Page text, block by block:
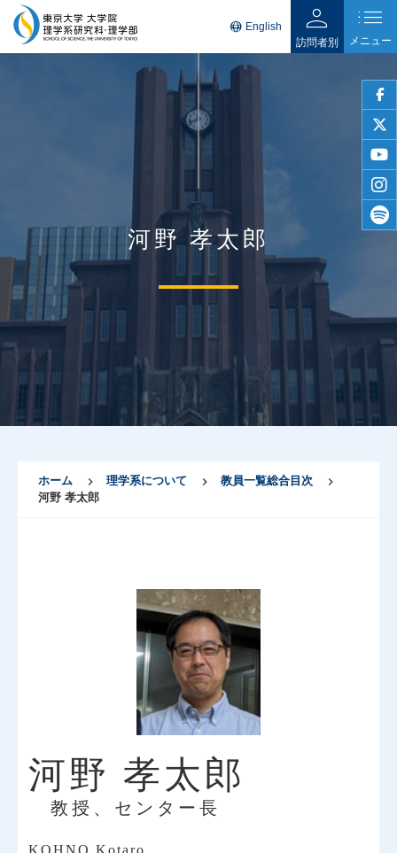
twitter
language English person
訪問者別
list
メニュー
河野 孝太郎
ホーム 理学系について
教員一覧総合目次
河野 孝太郎
河野 孝太郎
教授、センター長